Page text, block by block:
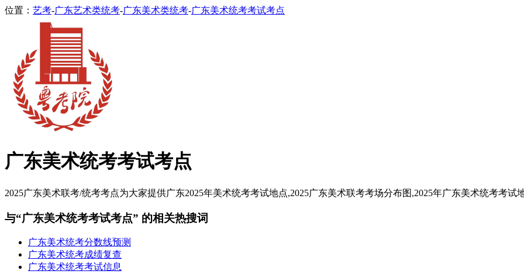
位置： 艺考-广东艺术类统考-广东美术类统考-广东美术统考考试考点
广东美术统考考试考点
2025广东美术联考/统考考点为大家提供广东2025年美术统考考试地点,2025广东美术联考考场分布图,2025年广东美术统考考试
与“广东美术统考考试考点” 的相关热搜词
广东美术统考分数线预测
广东美术统考成绩复查
广东美术统考考试信息